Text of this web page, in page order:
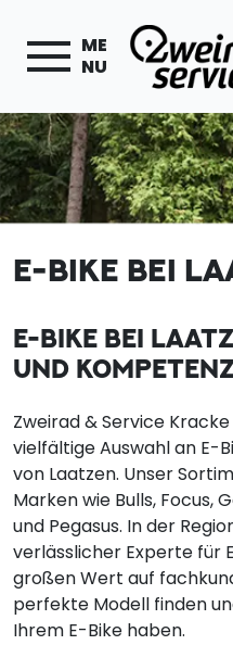
ME
NU
E-BIKE BEI
E-BIKE BEI
UND
Zweirad & Service
vielfältige Auswahl an E-
von Laatzen. Unser
Marken wie Bulls, Focus,
und Pegasus. In der
verlässlicher Experte für
großen Wert auf
perfekte Modell finden
Ihrem E-Bike haben.